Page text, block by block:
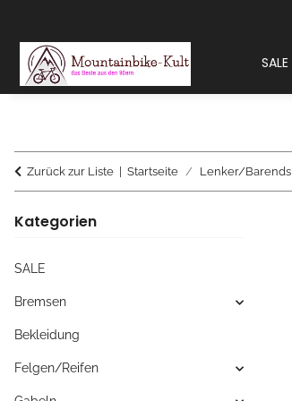
SALE
Zurück zur Liste Startseite Lenker/Barends
Kategorien
SALE
Bremsen
Bekleidung
Felgen/Reifen